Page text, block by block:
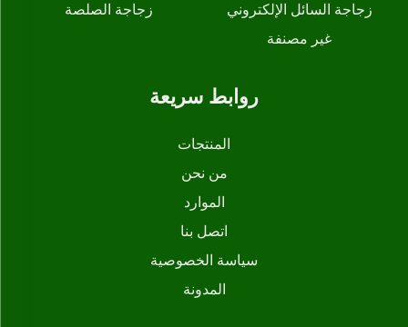
زجاجة السائل الإلكتروني
زجاجة الصلصة
غير مصنفة
روابط سريعة
المنتجات
من نحن
الموارد
اتصل بنا
سياسة الخصوصية
المدونة